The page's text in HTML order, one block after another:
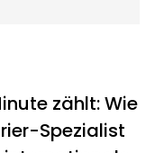
zählt: Wie
Spezialist